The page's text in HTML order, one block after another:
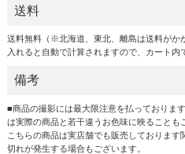
送料
送料無料（※北海道、東北、離島は送料がか
入れると自動で計算されますので、カート内
備考
■商品の撮影には最大限注意を払っておりま
は実際の商品と若干違うお色味に映ることも
こちらの商品は実店舗でも販売しておりま
切れが発生する場合もございます。